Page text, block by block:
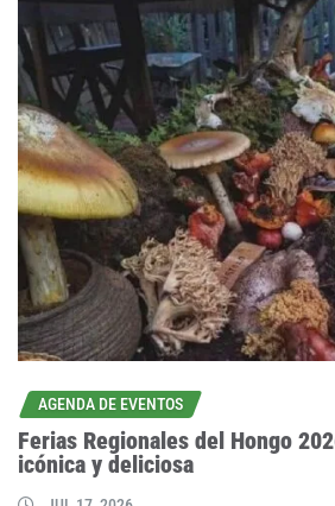
AGENDA DE EVENTOS
Ferias Regionales del Hongo
icónica y deliciosa